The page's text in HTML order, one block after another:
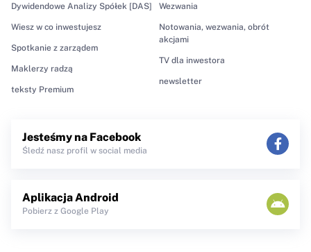
Dywidendowe Analizy Spółek [DAS]
Wiesz w co inwestujesz
Spotkanie z zarządem
Maklerzy radzą
teksty Premium
Wezwania
Notowania, wezwania, obrót
akcjami
TV dla inwestora
newsletter
Jesteśmy na Facebook
Śledź nasz profil w social media
Aplikacja Android
Pobierz z Google Play